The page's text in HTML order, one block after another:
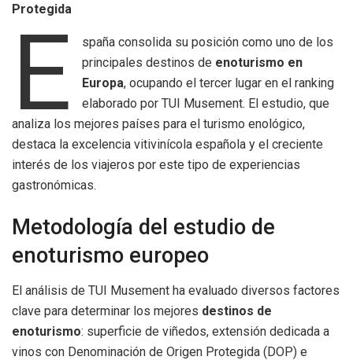
Protegida
E
spaña consolida su posición como uno de los
principales destinos de enoturismo en
Europa, ocupando el tercer lugar en el ranking
elaborado por TUI Musement. El estudio, que
analiza los mejores países para el turismo enológico,
destaca la excelencia vitivinícola española y el creciente
interés de los viajeros por este tipo de experiencias
gastronómicas.
Metodología del estudio de
enoturismo europeo
El análisis de TUI Musement ha evaluado diversos factores
clave para determinar los mejores destinos de
enoturismo: superficie de viñedos, extensión dedicada a
vinos con Denominación de Origen Protegida (DOP) e